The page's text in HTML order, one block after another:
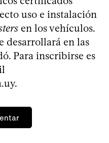
uso e instalación
en los vehículos.
desarrollará en las
Para inscribirse es
.